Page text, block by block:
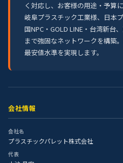
く対応し、お客様の用途・予算
岐阜プラスチック工業様、日本
国NPC・GOLD LINE・台湾新台
まで強固なネットワークを構築
最安値水準を実現します。
会社情報
会社名
プラスチックパレット株式会社
代表